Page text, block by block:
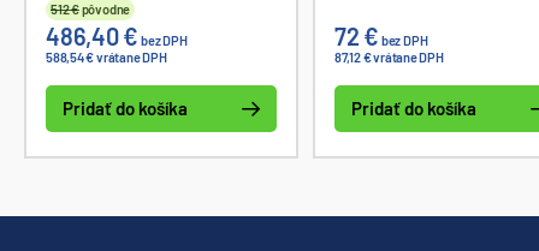
dva binárne vstupy. Možnosť
zasielania alarmových SMS a
JSON správ, GPRS dátové
spojenie, integrácia do
programu Comet Database,
nastaviteľný interval zasielania.
Možnosť uloženia hodnôt do
512 €pôvodne
486,40 € bez DPH
588,54 € vrátane DPH
Pridať do košíka
72 € bez DPH
87,12 € vrátane DPH
Pridať do košíka